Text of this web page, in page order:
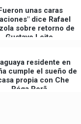
unas caras
dice Rafael
sobre retorno de
Gustavo Leite
residente en
cumple el sueño de
propia con Che
Róga Porã